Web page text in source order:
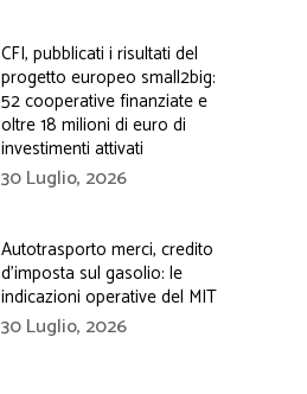
CFI, pubblicati i risultati del
progetto europeo small2big:
52 cooperative finanziate e
oltre 18 milioni di euro di
investimenti attivati
30 Luglio, 2026
Autotrasporto merci, credito
d’imposta sul gasolio: le
indicazioni operative del MIT
30 Luglio, 2026